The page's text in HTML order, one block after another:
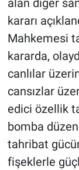
alan diğer
kararı
Mahkemesi
kararda,
canlılar
cansızlar
edici özellik
bomba
tahribat
fişeklerle